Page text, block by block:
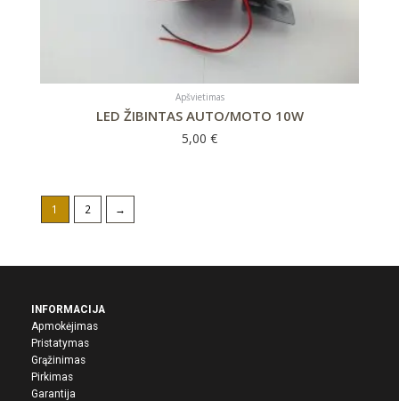
Apšvietimas
LED ŽIBINTAS AUTO/MOTO 10W
5,00 €
1 2 →
INFORMACIJA
Apmokėjimas
Pristatymas
Grąžinimas
Pirkimas
Garantija